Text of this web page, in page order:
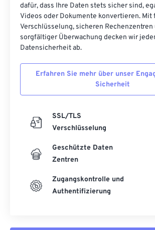
dafür, dass Ihre Daten stets sicher sind,
Videos oder Dokumente konvertieren.
Verschlüsselung, sicheren Rechenzentren
sorgfältiger Überwachung decken wir
Datensicherheit ab.
Erfahren Sie mehr über unser
Sicherheit
SSL/TLS
Verschlüsselung
Geschützte Daten
Zentren
Zugangskontrolle und
Authentifizierung